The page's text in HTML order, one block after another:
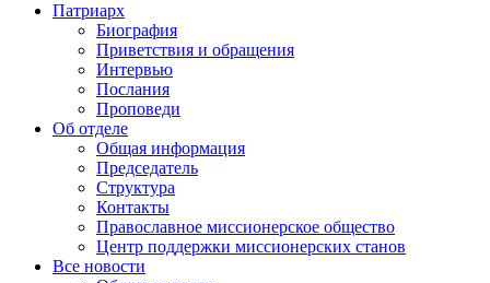
Патриарх
Биография
Приветствия и обращения
Интервью
Послания
Проповеди
Об отделе
Общая информация
Председатель
Структура
Контакты
Православное миссионерское общество
Центр поддержки миссионерских станов
Все новости